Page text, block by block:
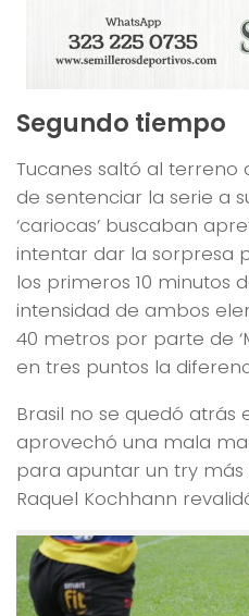
Segundo tiempo
Tucanes saltó al terreno
de sentenciar la serie a
‘cariocas’ buscaban
intentar dar la sorpresa
los primeros 10 minutos
intensidad de ambos
40 metros por parte de
en tres puntos la
Brasil no se quedó atrás
aprovechó una mala
para apuntar un try
Raquel Kochhann